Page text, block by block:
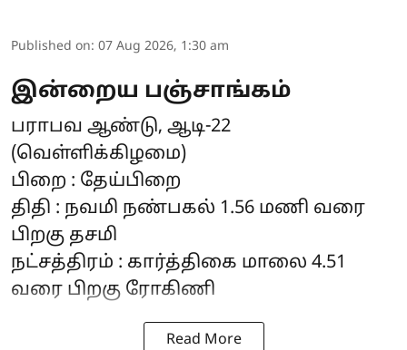
Published on: 07 Aug 2026, 1:30 am
இன்றைய பஞ்சாங்கம்
பராபவ ஆண்டு, ஆடி-22
(வெள்ளிக்கிழமை)
பிறை : தேய்பிறை
திதி : நவமி நண்பகல் 1.56 மணி வரை
பிறகு தசமி
நட்சத்திரம் : கார்த்திகை மாலை 4.51
வரை பிறகு ரோகிணி
Read More